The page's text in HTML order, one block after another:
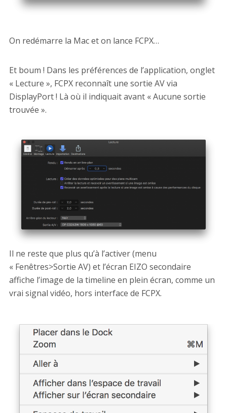
On redémarre la Mac et on lance FCPX…
Et boum ! Dans les préférences de l’application, onglet
« Lecture », FCPX reconnaît une sortie AV via
DisplayPort ! Là où il indiquait avant « Aucune sortie
trouvée ».
Il ne reste que plus qu’à l’activer (menu
« Fenêtres>Sortie AV) et l’écran EIZO secondaire
affiche l’image de la timeline en plein écran, comme un
vrai signal vidéo, hors interface de FCPX.